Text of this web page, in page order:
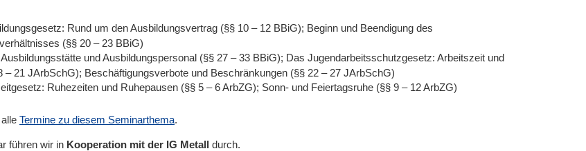
Rund um den Ausbildungsvertrag (§§ 10 – 12 BBiG); Beginn und Beendigung des
(§§ 20 – 23 BBiG)
und Ausbildungspersonal (§§ 27 – 33 BBiG); Das Jugendarbeitsschutzgesetz: Arbeitszeit und
– 21 JArbSchG); Beschäftigungsverbote und Beschränkungen (§§ 22 – 27 JArbSchG)
Ruhezeiten und Ruhepausen (§§ 5 – 6 ArbZG); Sonn- und Feiertagsruhe (§§ 9 – 12 ArbZG)
Termine zu diesem Seminarthema.
führen wir in Kooperation mit der IG Metall durch.